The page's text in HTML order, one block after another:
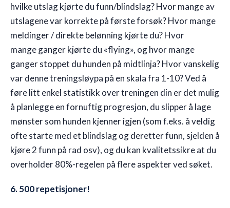
hvilke utslag kjørte du funn/blindslag? Hvor mange av
utslagene var korrekte på første forsøk? Hvor mange
meldinger / direkte belønning kjørte du? Hvor
mange ganger kjørte du «flying», og hvor mange
ganger stoppet du hunden på midtlinja? Hvor vanskelig
var denne treningsløypa på en skala fra 1-10? Ved å
føre litt enkel statistikk over treningen din er det mulig
å planlegge en fornuftig progresjon, du slipper å lage
mønster som hunden kjenner igjen (som f.eks. å veldig
ofte starte med et blindslag og deretter funn, sjelden å
kjøre 2 funn på rad osv), og du kan kvalitetssikre at du
overholder 80%-regelen på flere aspekter ved søket.
6. 500 repetisjoner!